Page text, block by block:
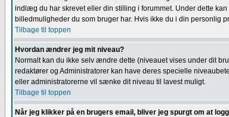
indlæg du har skrevet eller din stilling i forummet. Under dette
billedmuligheder du som bruger har. Hvis ikke du i din personlig
Tilbage til toppen
Hvordan ændrer jeg mit niveau?
Normalt kan du ikke selv ændre dette (niveauet vises under dit
redaktører og Administratorer kan have deres specielle
eller administratorerne vil sænke dit niveau til lavest muligt.
Tilbage til toppen
Når jeg klikker på en brugers email, bliver jeg spurgt om at